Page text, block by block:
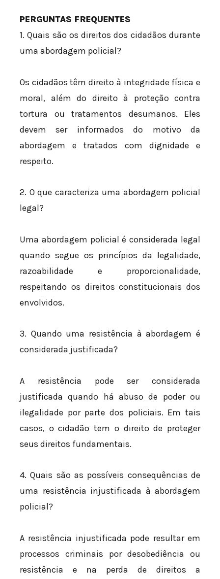
PERGUNTAS FREQUENTES
1. Quais são os direitos dos cidadãos durante
uma abordagem policial?
Os cidadãos têm direito à integridade física e
moral, além do direito à proteção contra
tortura ou tratamentos desumanos. Eles
devem ser informados do motivo da
abordagem e tratados com dignidade e
respeito.
2. O que caracteriza uma abordagem policial
legal?
Uma abordagem policial é considerada legal
quando segue os princípios da legalidade,
razoabilidade e proporcionalidade,
respeitando os direitos constitucionais dos
envolvidos.
3. Quando uma resistência à abordagem é
considerada justificada?
A resistência pode ser considerada
justificada quando há abuso de poder ou
ilegalidade por parte dos policiais. Em tais
casos, o cidadão tem o direito de proteger
seus direitos fundamentais.
4. Quais são as possíveis consequências de
uma resistência injustificada à abordagem
policial?
A resistência injustificada pode resultar em
processos criminais por desobediência ou
resistência e na perda de direitos a